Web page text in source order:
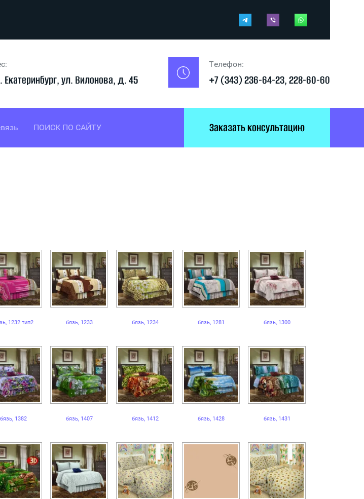
Екатеринбург, ул. Вилонова, д. 45
Телефон:
+7 (343) 236-64-23, 228-60-60
ПОИСК ПО САЙТУ Заказать консультацию
1232 тип2 бязь, 1233 бязь, 1234 бязь, 1281 бязь, 1300
бязь, 1382 бязь, 1407 бязь, 1412 бязь, 1428 бязь, 1431